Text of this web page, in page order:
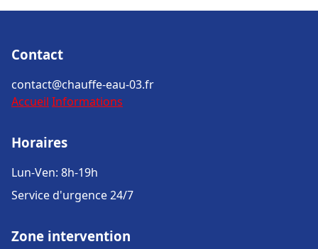
Contact
contact@chauffe-eau-03.fr
Accueil Informations
Horaires
Lun-Ven: 8h-19h
Service d'urgence 24/7
Zone intervention